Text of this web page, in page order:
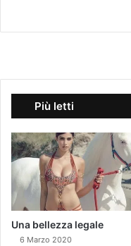
Più letti
Una bellezza legale
6 Marzo 2020